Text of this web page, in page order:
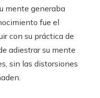
mente generaba
fue el
con su práctica de
adiestrar su mente
sin las distorsiones